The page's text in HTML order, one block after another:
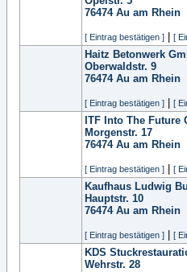
76474 Au am Rhein
[ Eintrag bestätigen ] [
Haitz Betonwerk
Oberwaldstr. 9
76474 Au am Rhein
[ Eintrag bestätigen ] [
ITF Into The Future
Morgenstr. 17
76474 Au am Rhein
[ Eintrag bestätigen ] [
Kaufhaus Ludwig
Hauptstr. 10
76474 Au am Rhein
[ Eintrag bestätigen ] [
KDS
Wehrstr. 28